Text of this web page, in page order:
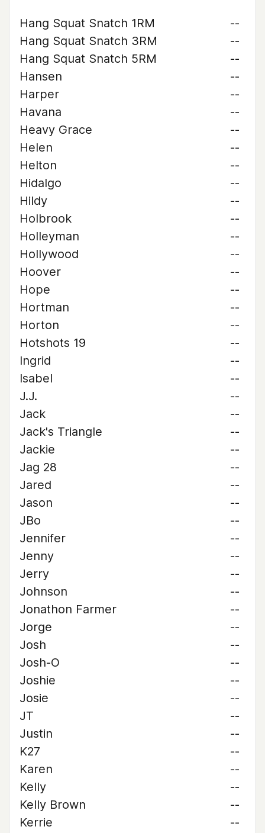
Hang Squat Snatch 1RM
--
Hang Squat Snatch 3RM
--
Hang Squat Snatch 5RM
--
Hansen
--
Harper
--
Havana
--
Heavy Grace
--
Helen
--
Helton
--
Hidalgo
--
Hildy
--
Holbrook
--
Holleyman
--
Hollywood
--
Hoover
--
Hope
--
Hortman
--
Horton
--
Hotshots 19
--
Ingrid
--
Isabel
--
J.J.
--
Jack
--
Jack's Triangle
--
Jackie
--
Jag 28
--
Jared
--
Jason
--
JBo
--
Jennifer
--
Jenny
--
Jerry
--
Johnson
--
Jonathon Farmer
--
Jorge
--
Josh
--
Josh-O
--
Joshie
--
Josie
--
JT
--
Justin
--
K27
--
Karen
--
Kelly
--
Kelly Brown
--
Kerrie
--